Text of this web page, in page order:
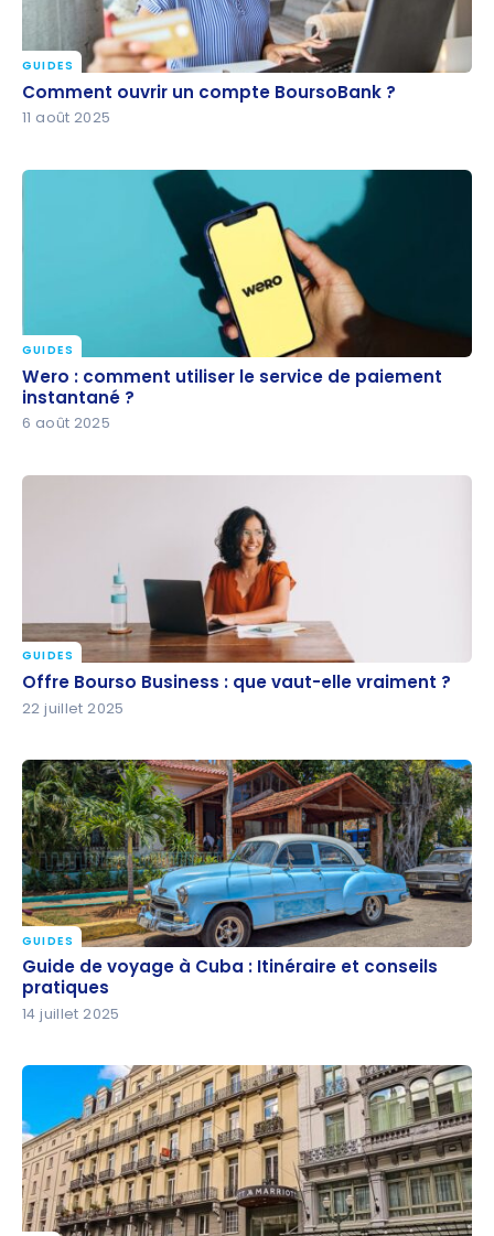
Comment ouvrir un compte BoursoBank ?
GUIDES
Comment ouvrir un compte BoursoBank ?
11 août 2025
Wero : comment utiliser le service de paiement
instantané ?
GUIDES
Wero : comment utiliser le service de paiement
instantané ?
6 août 2025
Offre Bourso Business : que vaut-elle vraiment ?
GUIDES
Offre Bourso Business : que vaut-elle vraiment ?
22 juillet 2025
Guide de voyage à Cuba : Itinéraire et conseils
pratiques
GUIDES
Guide de voyage à Cuba : Itinéraire et conseils
pratiques
14 juillet 2025